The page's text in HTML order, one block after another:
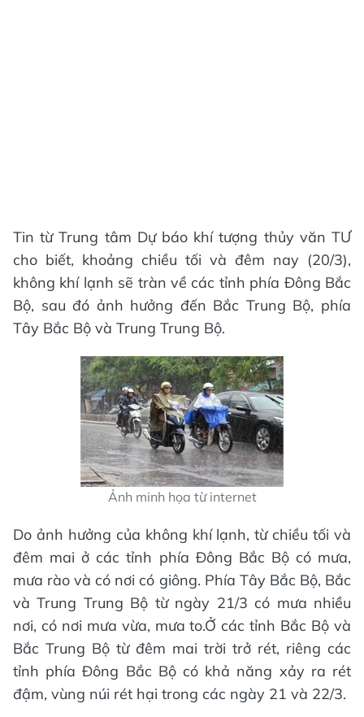
Tin từ Trung tâm Dự báo khí tượng thủy văn TƯ
cho biết, khoảng chiều tối và đêm nay (20/3),
không khí lạnh sẽ tràn về các tỉnh phía Đông Bắc
Bộ, sau đó ảnh hưởng đến Bắc Trung Bộ, phía
Tây Bắc Bộ và Trung Trung Bộ.
Ảnh minh họa từ internet
Do ảnh hưởng của không khí lạnh, từ chiều tối và
đêm mai ở các tỉnh phía Đông Bắc Bộ có mưa,
mưa rào và có nơi có giông. Phía Tây Bắc Bộ, Bắc
và Trung Trung Bộ từ ngày 21/3 có mưa nhiều
nơi, có nơi mưa vừa, mưa to.Ở các tỉnh Bắc Bộ và
Bắc Trung Bộ từ đêm mai trời trở rét, riêng các
tỉnh phía Đông Bắc Bộ có khả năng xảy ra rét
đậm, vùng núi rét hại trong các ngày 21 và 22/3.